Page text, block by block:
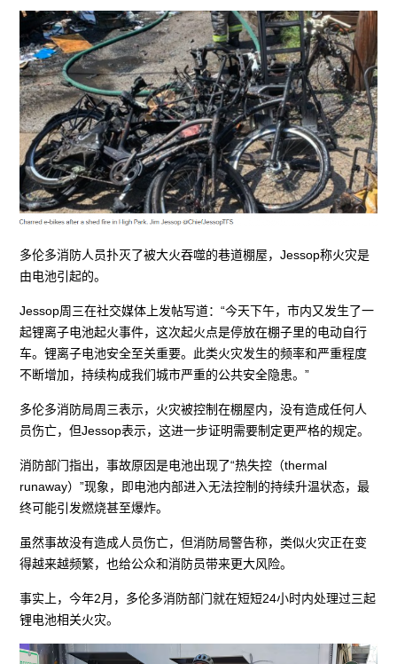
多伦多消防人员扑灭了被大火吞噬的巷道棚屋，Jessop称火灾是
由电池引起的。
Jessop周三在社交媒体上发帖写道：“今天下午，市内又发生了一
起锂离子电池起火事件，这次起火点是停放在棚子里的电动自行
车。锂离子电池安全至关重要。此类火灾发生的频率和严重程度
不断增加，持续构成我们城市严重的公共安全隐患。”
多伦多消防局周三表示，火灾被控制在棚屋内，没有造成任何人
员伤亡，但Jessop表示，这进一步证明需要制定更严格的规定。
消防部门指出，事故原因是电池出现了“热失控（thermal
runaway）”现象，即电池内部进入无法控制的持续升温状态，最
终可能引发燃烧甚至爆炸。
虽然事故没有造成人员伤亡，但消防局警告称，类似火灾正在变
得越来越频繁，也给公众和消防员带来更大风险。
事实上，今年2月，多伦多消防部门就在短短24小时内处理过三起
锂电池相关火灾。